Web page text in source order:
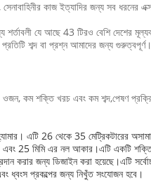
সেনাবাহিনীর কাজ ইত্যাদির জন্য সব
যে আছে 43 টিরও বেশি দেশের
শব্দ বা প্রশ্ন আমাদের জন্য গুরুত্বপূর্ণ।
কম শক্তি খরচ এবং কম শব্দ,পেষণ
এটি 26 থেকে 35 মেট্রিকটারের
মিমি এর নল আকার।এটি একটি শক্তিশালী
করার জন্য ডিজাইন করা হয়েছে।এটি
ধ্বংস প্রকল্পের জন্য নিখুঁত সংযোজন হবে।